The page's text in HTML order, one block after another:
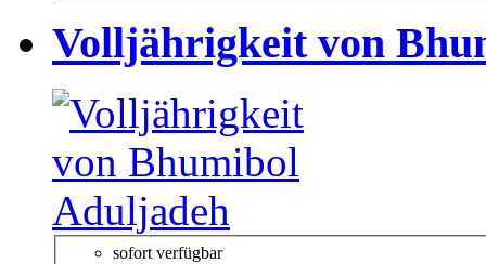
Volljährigkeit von
sofort verfügbar